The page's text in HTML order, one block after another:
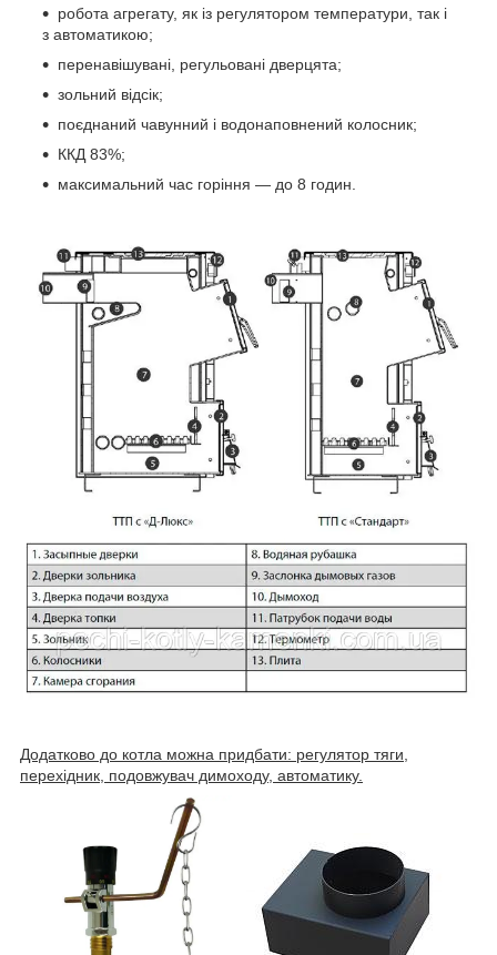
робота агрегату, як із регулятором температури, так і
з автоматикою;
перенавішувані, регульовані дверцята;
зольний відсік;
поєднаний чавунний і водонаповнений колосник;
ККД 83%;
максимальний час горіння — до 8 годин.
Додатково до котла можна придбати: регулятор тяги,
перехідник, подовжувач димоходу, автоматику.